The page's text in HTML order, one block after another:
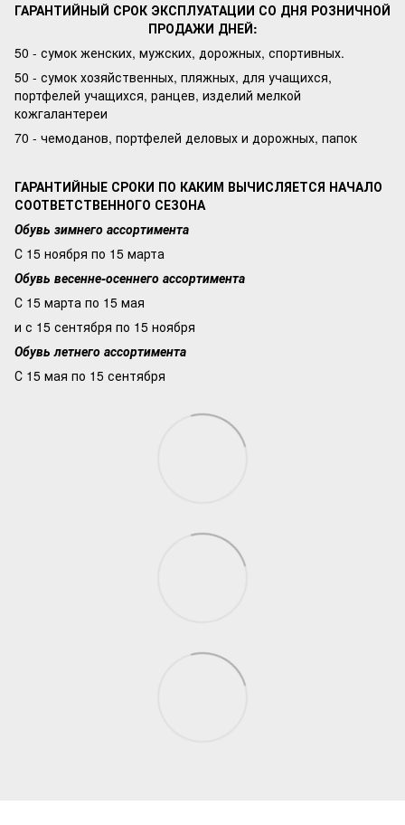
ГАРАНТИЙНЫЙ СРОК ЭКСПЛУАТАЦИИ СО ДНЯ РОЗНИЧНОЙ
ПРОДАЖИ ДНЕЙ:
50 - сумок женских, мужских, дорожных, спортивных.
50 - сумок хозяйственных, пляжных, для учащихся,
портфелей учащихся, ранцев, изделий мелкой
кожгалантереи
70 - чемоданов, портфелей деловых и дорожных, папок
ГАРАНТИЙНЫЕ СРОКИ ПО КАКИМ ВЫЧИСЛЯЕТСЯ НАЧАЛО
СООТВЕТСТВЕННОГО СЕЗОНА
Обувь зимнего ассортимента
С 15 ноября по 15 марта
Обувь весенне-осеннего ассортимента
С 15 марта по 15 мая
и с 15 сентября по 15 ноября
Обувь летнего ассортимента
С 15 мая по 15 сентября